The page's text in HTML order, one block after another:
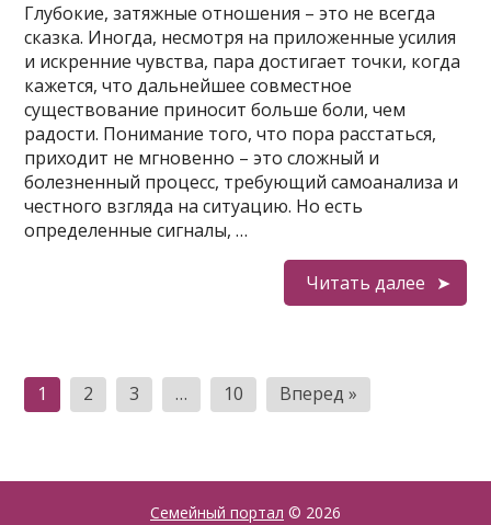
Глубокие, затяжные отношения – это не всегда
сказка. Иногда, несмотря на приложенные усилия
и искренние чувства, пара достигает точки, когда
кажется, что дальнейшее совместное
существование приносит больше боли, чем
радости. Понимание того, что пора расстаться,
приходит не мгновенно – это сложный и
болезненный процесс, требующий самоанализа и
честного взгляда на ситуацию. Но есть
определенные сигналы, …
Читать далее
Пагинация
записей
1 2 3 … 10 Вперед »
Семейный портал © 2026